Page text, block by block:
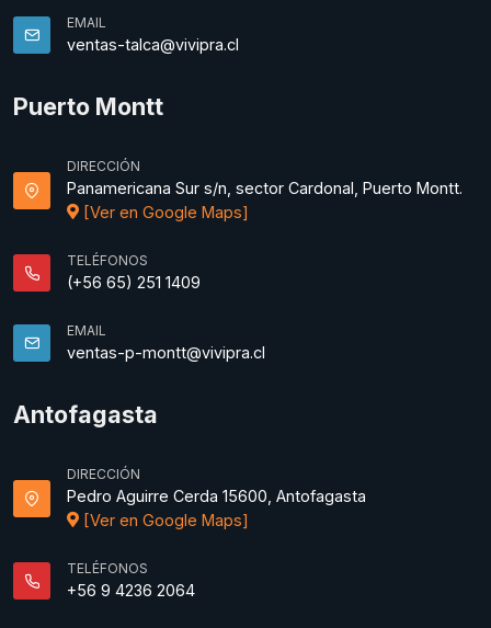
EMAIL
ventas-talca@vivipra.cl
Puerto Montt
DIRECCIÓN
Panamericana Sur s/n, sector Cardonal, Puerto Montt.
[Ver en Google Maps]
TELÉFONOS
(+56 65) 251 1409
EMAIL
ventas-p-montt@vivipra.cl
Antofagasta
DIRECCIÓN
Pedro Aguirre Cerda 15600, Antofagasta
[Ver en Google Maps]
TELÉFONOS
+56 9 4236 2064